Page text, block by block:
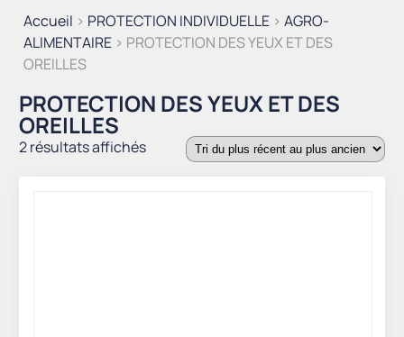
Accueil > PROTECTION INDIVIDUELLE > AGRO-
ALIMENTAIRE > PROTECTION DES YEUX ET DES
OREILLES
PROTECTION DES YEUX ET DES
OREILLES
2 résultats affichésTrié